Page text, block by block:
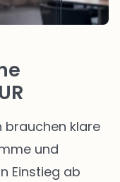
brauchen klare
und
Einstieg ab